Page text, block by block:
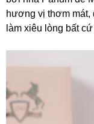
hương vị thơm mát,
làm xiêu lòng bất